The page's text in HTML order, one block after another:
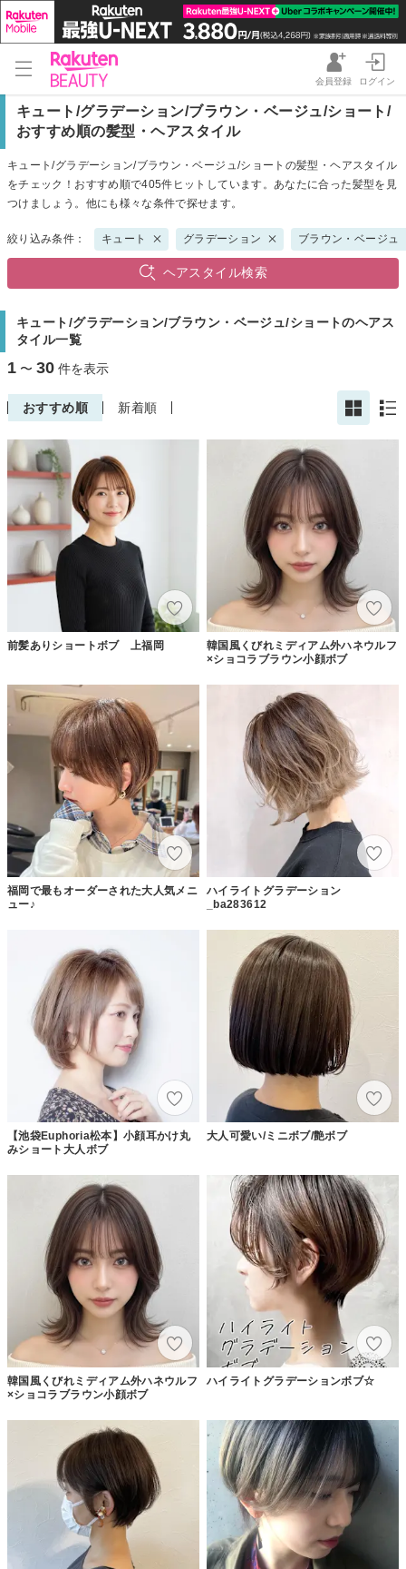
会員登録 ログイン
キュート/グラデーション/ブラウン・ベージュ/ショート/
おすすめ順の髪型・ヘアスタイル
キュート/グラデーション/ブラウン・ベージュ/ショートの髪型・ヘアスタイル
をチェック！おすすめ順で405件ヒットしています。あなたに合った髪型を見
つけましょう。他にも様々な条件で探せます。
絞り込み条件： キュート グラデーション ブラウン・ベージュ
ヘアスタイル検索
キュート/グラデーション/ブラウン・ベージュ/ショートのヘアス
タイル一覧
1 〜 30 件を表示
おすすめ順 新着順
前髪ありショートボブ 上福岡
韓国風くびれミディアム外ハネウルフ
×ショコラブラウン小顔ボブ
福岡で最もオーダーされた大人気メニ
ュー♪
ハイライトグラデーション
_ba283612
【池袋Euphoria松本】小顔耳かけ丸
みショート大人ボブ
大人可愛い/ミニボブ/艶ボブ
韓国風くびれミディアム外ハネウルフ
×ショコラブラウン小顔ボブ
ハイライトグラデーションボブ☆